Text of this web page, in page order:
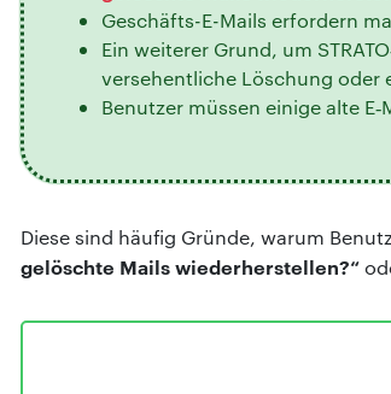
Geschäfts-E-Mails erfordern
Ein weiterer Grund, um
versehentliche Löschung oder
Benutzer müssen einige alte
Diese sind häufig Gründe, warum
gelöschte Mails wiederherstellen?“